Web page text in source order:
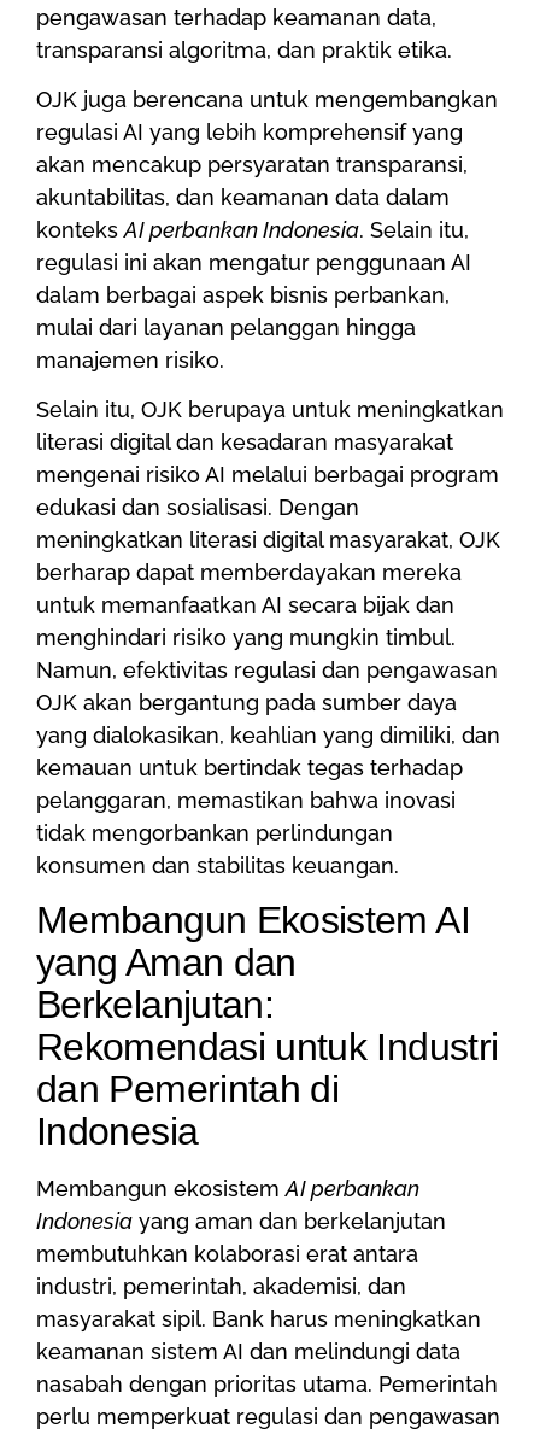
pengawasan terhadap keamanan data,
transparansi algoritma, dan praktik etika.
OJK juga berencana untuk mengembangkan
regulasi AI yang lebih komprehensif yang
akan mencakup persyaratan transparansi,
akuntabilitas, dan keamanan data dalam
konteksAI perbankan Indonesia. Selain itu,
regulasi ini akan mengatur penggunaan AI
dalam berbagai aspek bisnis perbankan,
mulai dari layanan pelanggan hingga
manajemen risiko.
Selain itu, OJK berupaya untuk meningkatkan
literasi digital dan kesadaran masyarakat
mengenai risiko AI melalui berbagai program
edukasi dan sosialisasi. Dengan
meningkatkan literasi digital masyarakat, OJK
berharap dapat memberdayakan mereka
untuk memanfaatkan AI secara bijak dan
menghindari risiko yang mungkin timbul.
Namun, efektivitas regulasi dan pengawasan
OJK akan bergantung pada sumber daya
yang dialokasikan, keahlian yang dimiliki, dan
kemauan untuk bertindak tegas terhadap
pelanggaran, memastikan bahwa inovasi
tidak mengorbankan perlindungan
konsumen dan stabilitas keuangan.
Membangun Ekosistem AI
yang Aman dan
Berkelanjutan:
Rekomendasi untuk Industri
dan Pemerintah di
Indonesia
Membangun ekosistemAI perbankan
Indonesia yang aman dan berkelanjutan
membutuhkan kolaborasi erat antara
industri, pemerintah, akademisi, dan
masyarakat sipil. Bank harus meningkatkan
keamanan sistem AI dan melindungi data
nasabah dengan prioritas utama. Pemerintah
perlu memperkuat regulasi dan pengawasan